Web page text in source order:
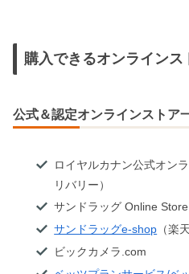
購入できるオンラインス
公式＆認定オンラインストア
ロイヤルカナン公式オン
リバリー）
サンドラッグ Online Store
サンドラッグe-shop （楽
ビックカメラ.com